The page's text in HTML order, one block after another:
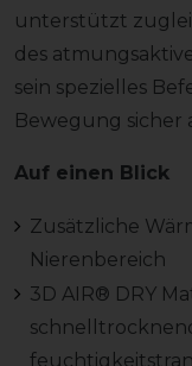
unterstützt
des
sein spezielles
Bewegung sicher
Auf einen Blick
Zusätzliche
Nierenbereich
3D AIR® DRY